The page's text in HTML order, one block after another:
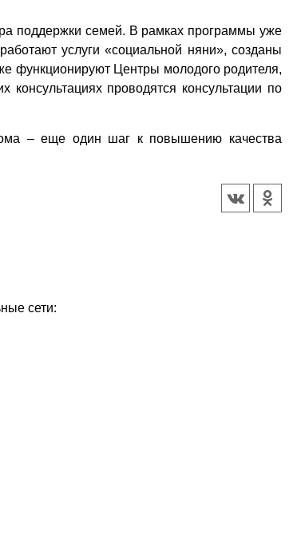
поддержки семей. В рамках программы уже
услуги «социальной няни», созданы
функционируют Центры молодого родителя,
проводятся консультации по
– еще один шаг к повышению качества
сети: